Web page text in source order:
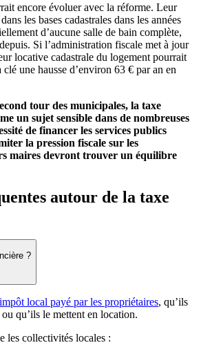
encore évoluer avec la réforme. Leur
les bases cadastrales dans les années
d’aucune salle de bain complète,
Si l’administration fiscale met à jour
locative cadastrale du logement pourrait
une hausse d’environ 63 € par an en
tour des municipales, la taxe
un sujet sensible dans de nombreuses
de financer les services publics
la pression fiscale sur les
maires devront trouver un équilibre
autour de la taxe
?
impôt local payé par les propriétaires, qu’ils
qu’ils le mettent en location.
les collectivités locales :